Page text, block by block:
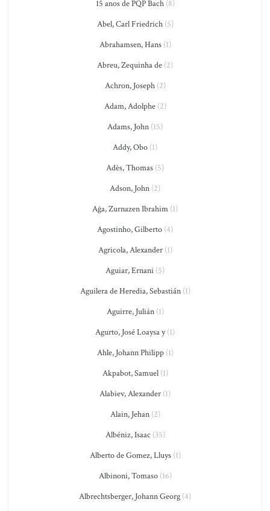
15 anos de PQP Bach(8)
Abel, Carl Friedrich(5)
Abrahamsen, Hans(1)
Abreu, Zequinha de (2)
Achron, Joseph(2)
Adam, Adolphe(2)
Adams, John (15)
Addy, Obo (1)
Adès, Thomas (5)
Adson, John (2)
Ağa, Zurnazen Ibrahim (1)
Agostinho, Gilberto (4)
Agricola, Alexander(1)
Aguiar, Ernani (5)
Aguilera de Heredia, Sebastián(1)
Aguirre, Julián(1)
Agurto, José Loaysa y(1)
Ahle, Johann Philipp(1)
Akpabot, Samuel(1)
Alabiev, Alexander (1)
Alain, Jehan(2)
Albéniz, Isaac (35)
Alberto de Gomez, Lluys(1)
Albinoni, Tomaso(16)
Albrechtsberger, Johann Georg (4)